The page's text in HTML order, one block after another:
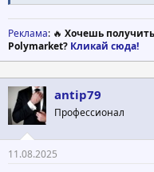
Реклама: 🔥 Хочешь
Polymarket? Кликай сюда!
antip79
Профессионал
11.08.2025